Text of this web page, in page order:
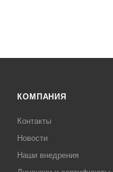
КОМПАНИЯ
Контакты
Новости
Наши внедрения